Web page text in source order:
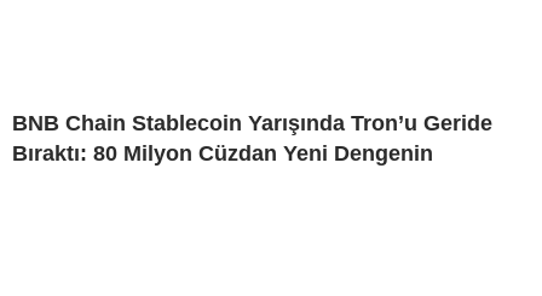
BNB Chain Stablecoin Yarışında Tron’u Geride
Bıraktı: 80 Milyon Cüzdan Yeni Dengenin